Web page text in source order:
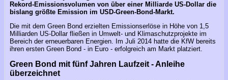
Rekord-Emissionsvolumen von über einer Milliarde US-Dollar die
bislang größte Emission im USD-Green-Bond-Markt.
Die mit dem Green Bond erzielten Emissionserlöse in Höhe von 1,5
Milliarden US-Dollar fließen in Umwelt- und Klimaschutzprojekte im
Bereich der erneuerbaren Energien. Im Juli 2014 hatte die KfW bereits
ihren ersten Green Bond - in Euro - erfolgreich am Markt platziert.
Green Bond mit fünf Jahren Laufzeit - Anleihe
überzeichnet